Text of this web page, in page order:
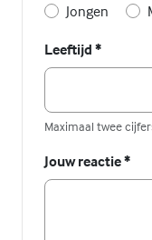
Jongen
Leeftijd *
Maximaal twee
Jouw reactie*